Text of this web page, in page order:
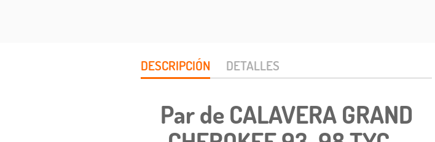
DESCRIPCIÓN DETALLES
Par de CALAVERA GRAND